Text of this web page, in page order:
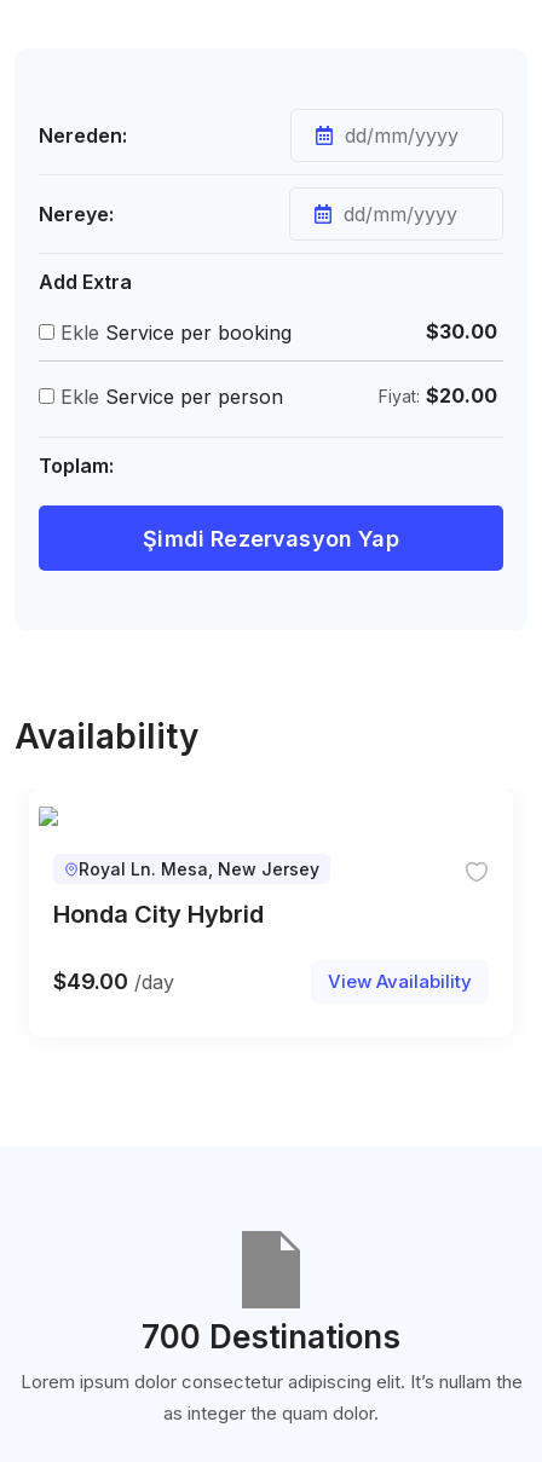
Nereden:
Nereye:
Add Extra
Ekle Service per booking $30.00
Ekle Service per person Fiyat: $20.00
Toplam:
Şimdi Rezervasyon Yap
Availability
Royal Ln. Mesa, New Jersey
Honda City Hybrid
$49.00 /day View Availability
700 Destinations
Lorem ipsum dolor consectetur adipiscing elit. It’s nullam the
as integer the quam dolor.